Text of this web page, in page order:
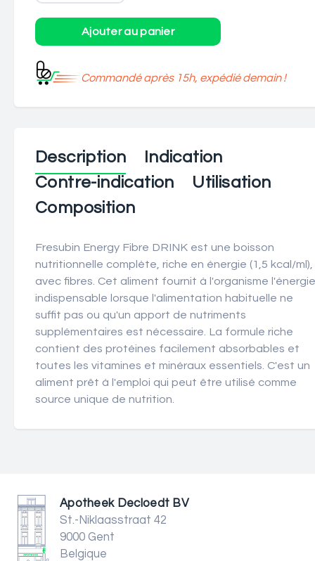
Commandé après 15h, expédié demain !
Description
Indication
Contre-indication
Utilisation
Composition
Fresubin Energy Fibre DRINK est une boisson
nutritionnelle complète, riche en énergie (1,5 kcal/ml),
avec fibres. Cet aliment fournit à l'organisme l'énergie
indispensable lorsque l'alimentation habituelle ne
suffit pas ou qu'un apport de nutriments
supplémentaires est nécessaire. La formule riche
contient des protéines facilement absorbables et
toutes les vitamines et minéraux essentiels. C'est un
aliment prêt à l'emploi qui peut être utilisé comme
source unique de nutrition.
Apotheek Decloedt BV
St.-Niklaasstraat 42
9000 Gent
Belgique